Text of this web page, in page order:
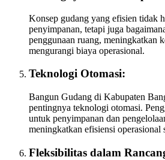
Konsep gudang yang efisien tidak
penyimpanan, tetapi juga
penggunaan ruang, meningkatkan
mengurangi biaya operasional.
Teknologi Otomasi:
Bangun Gudang di Kabupaten
pentingnya teknologi otomasi.
untuk penyimpanan dan
meningkatkan efisiensi operasional
Fleksibilitas dalam